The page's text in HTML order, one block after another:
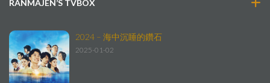
RANMAJEN’S TVBOX
2024 – 海中沉睡的鑽石
2025-01-02